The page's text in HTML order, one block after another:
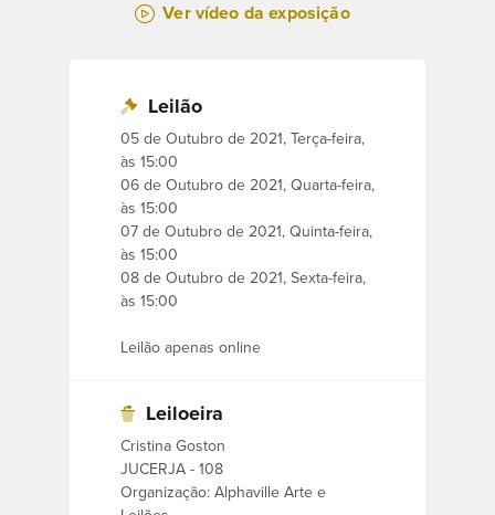
nova, e outros.
Soares Guimarães, viajaram muito
durante 63 anos e adquiriram peças e
móveis para sua fazenda do Rio Fundo,
Maricá (RJ), onde viveram mais de 20
anos, e também para o apartamento de
Ipanema onde residiam.
Alguns destes móveis foram comprados
antepassado da família.
Peças de outras famílias tradicionais
também fazem parte de nosso leilão.
Pinturas e gravuras de diversos artistas,
Ver vídeo da exposição
Leilão
05 de Outubro de 2021, Terça-feira,
às 15:00
06 de Outubro de 2021, Quarta-feira,
às 15:00
07 de Outubro de 2021, Quinta-feira,
às 15:00
08 de Outubro de 2021, Sexta-feira,
às 15:00
Leilão apenas online
Leiloeira
Cristina Goston
JUCERJA - 108
Organização: Alphaville Arte e